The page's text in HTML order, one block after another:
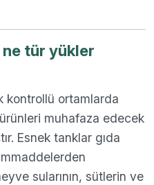
tür yükler
kontrollü ortamlarda
muhafaza edecek
Esnek tanklar gıda
sularının, sütlerin ve